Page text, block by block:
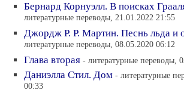
Бернард Корнуэлл. В поисках
литературные переводы, 21.01.2022 21:55
Джордж Р. Р. Мартин. Песнь льда и
литературные переводы, 08.05.2020 06:12
Глава вторая - литературные переводы,
Даниэлла Стил. Дом - литературные
00:33